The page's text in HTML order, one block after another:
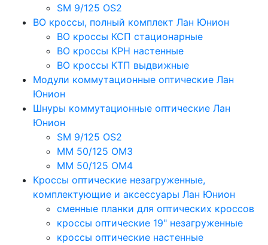
SM 9/125 OS2
ВО кроссы, полный комплект Лан Юнион
ВО кроссы КСП стационарные
ВО кроссы КРН настенные
ВО кроссы КТП выдвижные
Модули коммутационные оптические Лан
Юнион
Шнуры коммутационные оптические Лан
Юнион
SM 9/125 OS2
MM 50/125 OM3
MM 50/125 OM4
Кроссы оптические незагруженные,
комплектующие и аксессуары Лан Юнион
сменные планки для оптических кроссов
кроссы оптические 19" незагруженные
кроссы оптические настенные